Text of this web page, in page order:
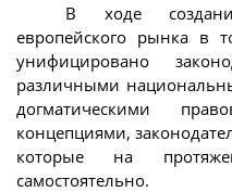
В ходе
европейского рынка в
унифицировано
различными
догматическими
концепциями,
которые на
самостоятельно.